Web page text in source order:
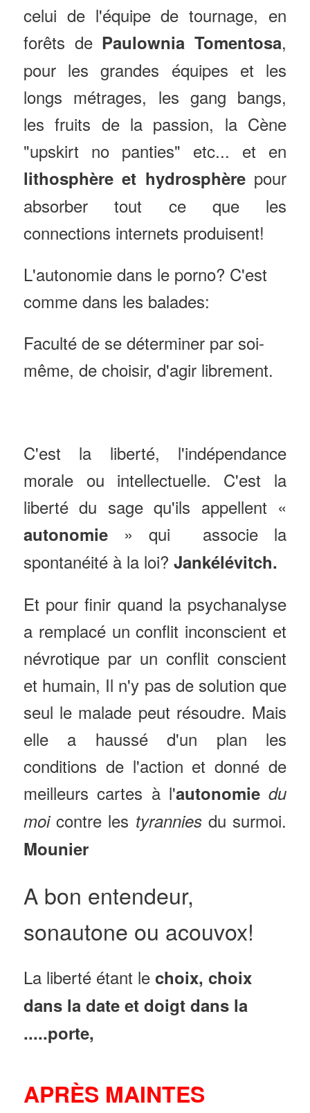
celui de l'équipe de tournage, en
forêts dePaulownia Tomentosa,
pour les grandes équipes et les
longs métrages, les gang bangs,
les fruits de la passion, la Cène
"upskirt no panties" etc... et en
lithosphère et hydrosphèrepour
absorber tout ce que les
connections internets produisent!
L'autonomie dans le porno? C'est
comme dans les balades:
Faculté de se déterminer par soi-
même, de choisir, d'agir librement.
C'est la liberté, l'indépendance
morale ou intellectuelle. C'est la
liberté du sage qu'ils appellent «
autonomie » qui associe la
spontanéité à la loi?Jankélévitch.
Et pour finir quand la psychanalyse
a remplacé un conflit inconscient et
névrotique par un conflit conscient
et humain, Il n'y pas de solution que
seul le malade peut résoudre. Mais
elle a haussé d'un plan les
conditions de l'action et donné de
meilleurs cartes à l'autonomie du
moicontre les tyranniesdu surmoi.
Mounier
A bon entendeur,
sonautone ou acouvox!
La liberté étant lechoix, choix
dans la date et doigt dans la
.....porte,
APRÈS MAINTES